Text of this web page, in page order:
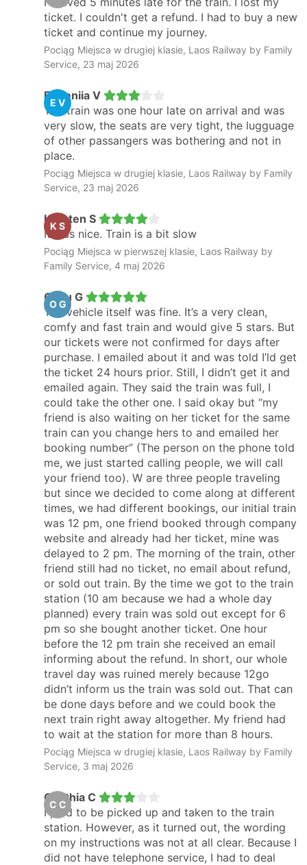
ticket. I couldn't get a refund. I had to buy a new
ticket and continue my journey.
Pociąg Miejsca w drugiej klasie, Laos Railway by Family
Service, 23 maj 2026
E V
Eugeniia V
The train was one hour late on arrival and was
very slow, the seats are very tight, the lugguage
of other passangers was bothering and not in
place.
Pociąg Miejsca w drugiej klasie, Laos Railway by Family
Service, 23 maj 2026
K S
Karsten S
It was nice. Train is a bit slow
Pociąg Miejsca w pierwszej klasie, Laos Railway by
Family Service, 4 maj 2026
O G
Oyku G
The vehicle itself was fine. It’s a very clean,
comfy and fast train and would give 5 stars. But
our tickets were not confirmed for days after
purchase. I emailed about it and was told I’ld get
the ticket 24 hours prior. Still, I didn’t get it and
emailed again. They said the train was full, I
could take the other one. I said okay but “my
friend is also waiting on her ticket for the same
train can you change hers to and emailed her
booking number” (The person on the phone told
me, we just started calling people, we will call
your friend too). W are three people traveling
but since we decided to come along at different
times, we had different bookings, our initial train
was 12 pm, one friend booked through company
website and already had her ticket, mine was
delayed to 2 pm. The morning of the train, other
friend still had no ticket, no email about refund,
or sold out train. By the time we got to the train
station (10 am because we had a whole day
planned) every train was sold out except for 6
pm so she bought another ticket. One hour
before the 12 pm train she received an email
informing about the refund. In short, our whole
travel day was ruined merely because 12go
didn’t inform us the train was sold out. That can
be done days before and we could book the
next train right away altogether. My friend had
to wait at the station for more than 8 hours.
Pociąg Miejsca w drugiej klasie, Laos Railway by Family
Service, 3 maj 2026
C C
Cynthia C
I paid to be picked up and taken to the train
station. However, as it turned out, the wording
on my instructions was not at all clear. Because I
did not have telephone service, I had to deal